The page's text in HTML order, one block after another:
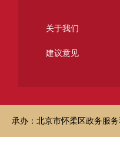
关于我们
建议意见
承办：北京市怀柔区政务服